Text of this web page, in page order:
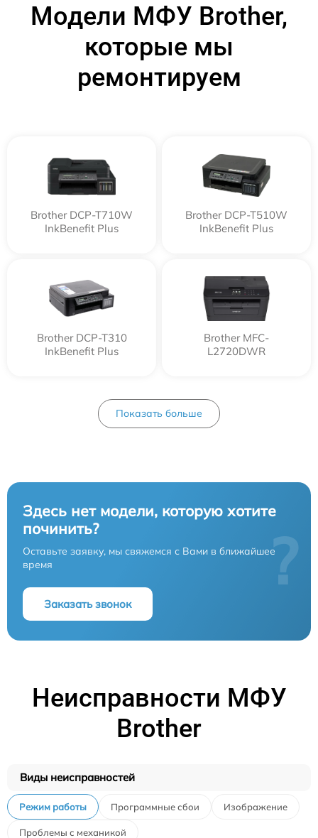
Модели МФУ Brother,
которые мы
ремонтируем
Brother DCP-T710W
InkBenefit Plus
Brother DCP-T510W
InkBenefit Plus
Brother DCP-T310
InkBenefit Plus
Brother MFC-
L2720DWR
Показать больше
Здесь нет модели, которую хотите
починить?
Оставьте заявку, мы свяжемся с Вами в ближайшее
время
Заказать звонок
?
Неисправности МФУ
Brother
Виды неисправностей
Режим работы Программные сбои Изображение
Проблемы с механикой